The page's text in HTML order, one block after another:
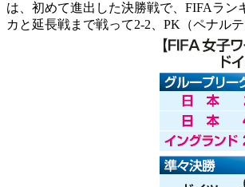
は、初めて進出した決勝戦で、FIFAラン
カと延長戦まで戦って2-2、PK（ペナル